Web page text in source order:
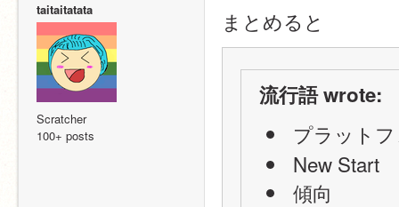
taitaitatata
Scratcher
100+ posts
まとめると
流行語 wrote:
プラット
New Start
傾向